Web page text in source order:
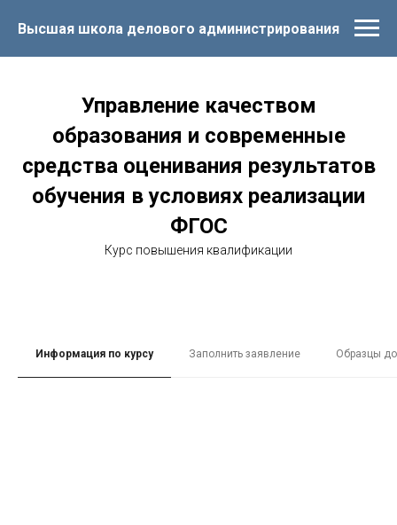
Высшая школа делового администрирования
Управление качеством
образования и современные
средства оценивания результатов
обучения в условиях реализации
ФГОС
Курс повышения квалификации
Информация по курсу Заполнить заявление Образцы